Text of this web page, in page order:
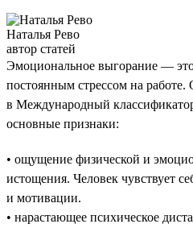
Наталья Рево
автор статей
Эмоциональное выгорание —
постоянным стрессом на
в Международный
основные признаки:
• ощущение физической и
истощения. Человек чувствует
и мотивации.
• нарастающее психическое